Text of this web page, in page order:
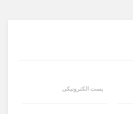
پست الکترونیکی